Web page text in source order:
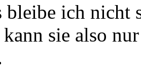
ich nicht
sie also